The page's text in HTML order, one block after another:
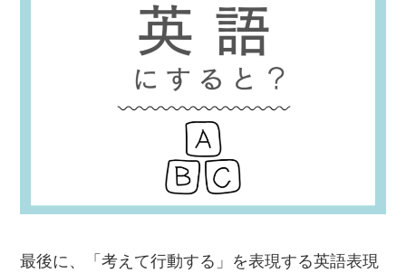
最後に、「考えて行動する」を表現する英語表現